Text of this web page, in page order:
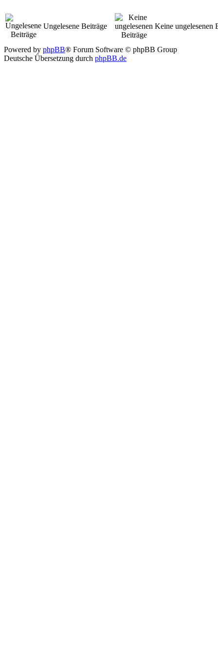
Ungelesene Beiträge Keine ungelesenen
Powered by phpBB® Forum Software © phpBB Group
Deutsche Übersetzung durch phpBB.de